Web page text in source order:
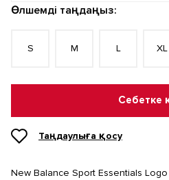
Өлшемді таңдаңыз:
S M L XL
Себетке
Таңдаулыға қосу
New Balance Sport Essentials